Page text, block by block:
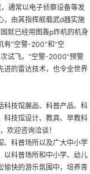
通常以电子侦察设备等发
，由其指挥舰载武d器实施
就已经用图轰p炸机的机身
有“空警-200”和“空
试飞。“空警-2000”预警
进的雷达技术，也令全世界
科技馆展品、科普产品、科
科技馆设计、教具、早教科
欢迎咨询洽谈！
、科普场所以及广大中小学
以科普场所和中小学、幼儿
愉快的游乐氛围中，培养青